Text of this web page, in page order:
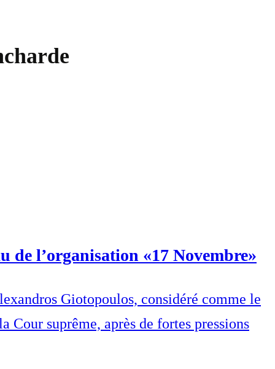
de l’organisation «17 Novembre»
Giotopoulos, considéré comme le
Cour suprême, après de fortes pressions